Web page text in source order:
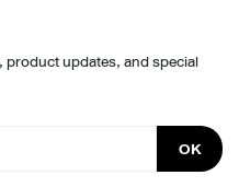
updates, and special
OK